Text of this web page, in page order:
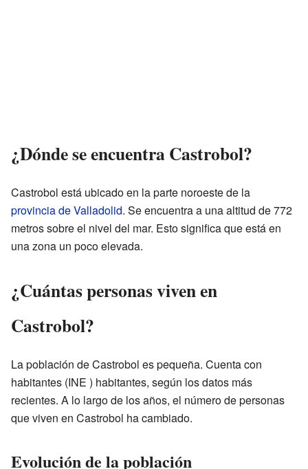
¿Dónde se encuentra Castrobol?
Castrobol está ubicado en la parte noroeste de la
provincia de Valladolid. Se encuentra a una altitud de 772
metros sobre el nivel del mar. Esto significa que está en
una zona un poco elevada.
¿Cuántas personas viven en
Castrobol?
La población de Castrobol es pequeña. Cuenta con
habitantes (INE ) habitantes, según los datos más
recientes. A lo largo de los años, el número de personas
que viven en Castrobol ha cambiado.
Evolución de la población